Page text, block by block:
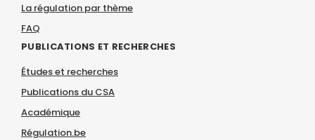
La régulation par thème
FAQ
PUBLICATIONS ET RECHERCHES
Études et recherches
Publications du CSA
Académique
Régulation.be